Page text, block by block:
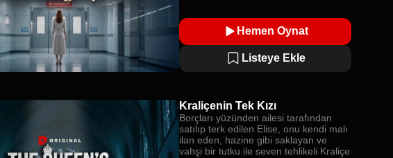
Hemen Oynat
Listeye Ekle
Kraliçenin Tek Kızı
Borçları yüzünden ailesi tarafından
satılıp terk edilen Elise, onu kendi malı
ilan eden, hazine gibi saklayan ve
vahşi bir tutku ile seven tehlikeli Kraliçe